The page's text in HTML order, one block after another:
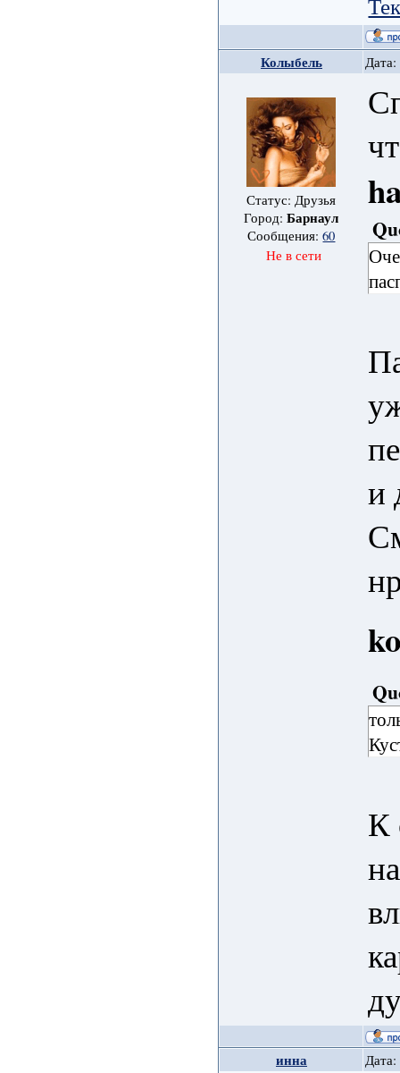
Колыбель Дата:
Статус: Друзья
Город:Барнаул
Сообщения:60
Не в сети
и
К
инна Дата: